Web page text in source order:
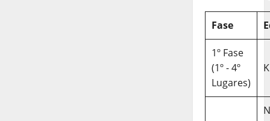
Fase
1º Fase
(1º - 4º
Lugares)